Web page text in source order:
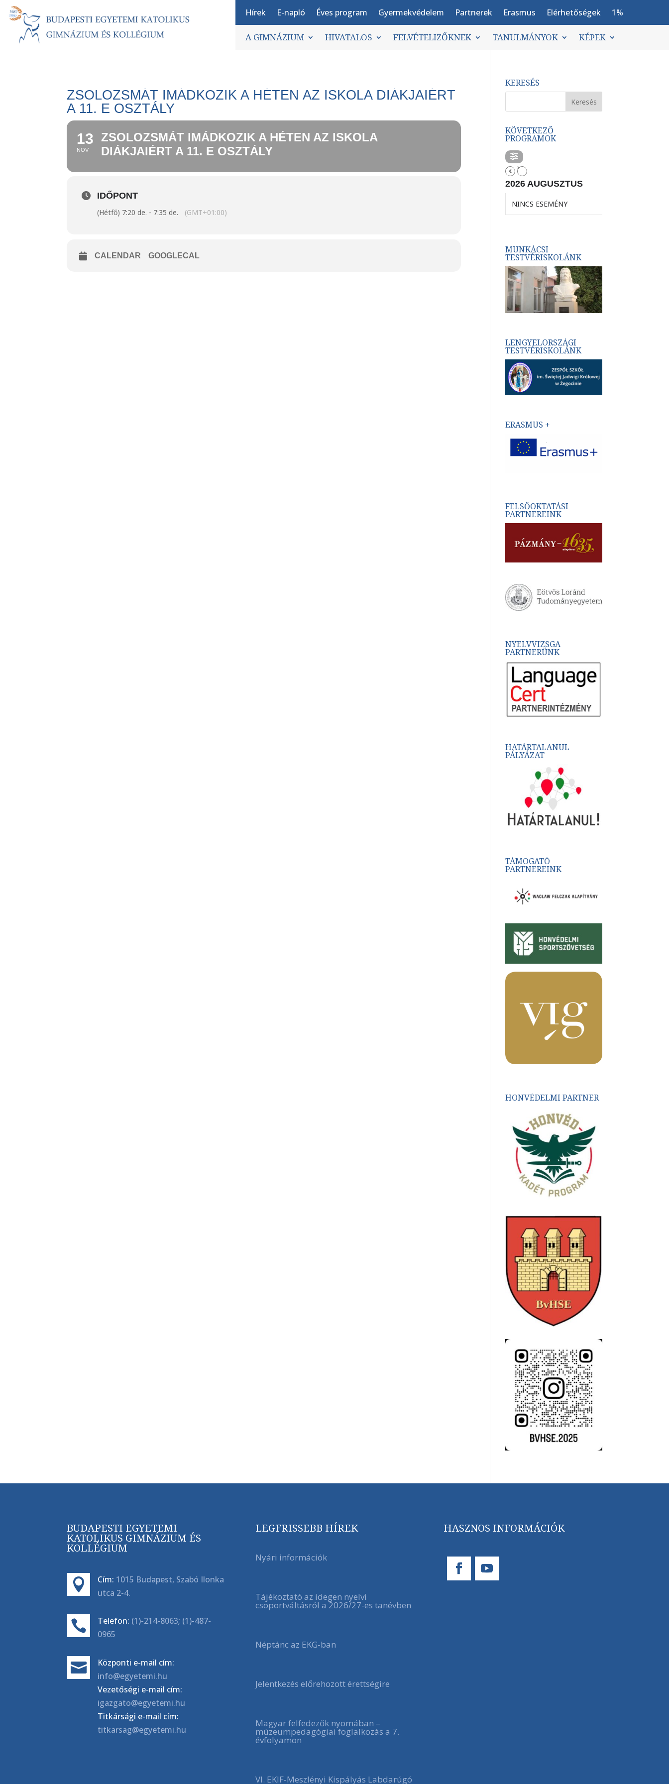
Hírek E-napló Éves program Gyermekvédelem Partnerek Erasmus Elérhetőségek 1%
A GIMNÁZIUM HIVATALOS FELVÉTELIZŐKNEK TANULMÁNYOK KÉPEK
ZSOLOZSMÁT IMÁDKOZIK A HÉTEN AZ ISKOLA DIÁKJAIÉRT
A 11. E OSZTÁLY
13
NOV
ZSOLOZSMÁT IMÁDKOZIK A HÉTEN AZ ISKOLA
DIÁKJAIÉRT A 11. E OSZTÁLY
IDŐPONT
(Hétfő) 7:20 de. - 7:35 de. (GMT+01:00)
CALENDAR GOOGLECAL
KERESÉS
KÖVETKEZŐ
PROGRAMOK
2026 AUGUSZTUS
NINCS ESEMÉNY
MUNKÁCSI
TESTVÉRISKOLÁNK
LENGYELORSZÁGI
TESTVÉRISKOLÁNK
ERASMUS +
FELSŐOKTATÁSI
PARTNEREINK
NYELVVIZSGA
PARTNERÜNK
HATÁRTALANUL
PÁLYÁZAT
TÁMOGATÓ
PARTNEREINK
HONVÉDELMI PARTNER
BUDAPESTI EGYETEMI
KATOLIKUS GIMNÁZIUM ÉS
KOLLÉGIUM
 Cím: 1015 Budapest, Szabó Ilonka
utca 2-4.
 Telefon: (1)-214-8063; (1)-487-
0965

Központi e-mail cím:
info@egyetemi.hu
Vezetőségi e-mail cím:
igazgato@egyetemi.hu
Titkársági e-mail cím:
titkarsag@egyetemi.hu
LEGFRISSEBB HÍREK
Nyári információk
Tájékoztató az idegen nyelvi
csoportváltásról a 2026/27-es tanévben
Néptánc az EKG-ban
Jelentkezés előrehozott érettségire
Magyar felfedezők nyomában –
múzeumpedagógiai foglalkozás a 7.
évfolyamon
VI. EKIF-Meszlényi Kispályás Labdarúgó
HASZNOS INFORMÁCIÓK